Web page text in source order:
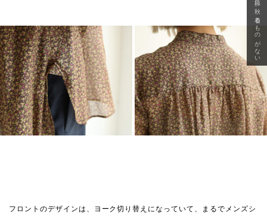
フロントのデザインは、ヨーク切り替えになっていて、まるでメンズシ
急に秋、着るものがない